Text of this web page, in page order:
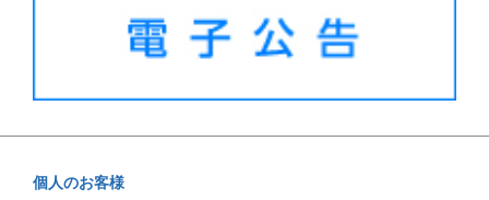
個人のお客様